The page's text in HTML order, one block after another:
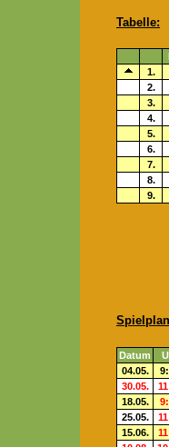
Tabelle:
1.
2.
3.
4.
5.
6.
7.
8.
9.
Datum
04.05.
30.05.
18.05.
25.05.
15.06.